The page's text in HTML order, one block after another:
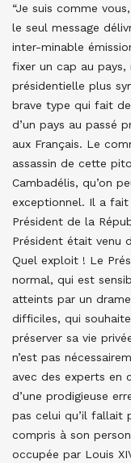
“Je suis comme
le seul message
inter-minable
fixer un cap au pays,
présidentielle plus
brave type qui fait
d’un pays au passé
aux Français. Le
assassin de cette
Cambadélis, qu’on
exceptionnel. Il a fait
Président de la
Président était venu
Quel exploit ! Le
normal, qui est
atteints par un
difficiles, qui
préserver sa vie
n’est pas
avec des experts en
d’une prodigieuse
pas celui qu’il fallait
compris à son
occupée par Louis